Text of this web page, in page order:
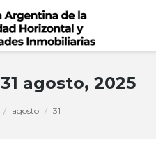
31 agosto, 2025
agosto 31